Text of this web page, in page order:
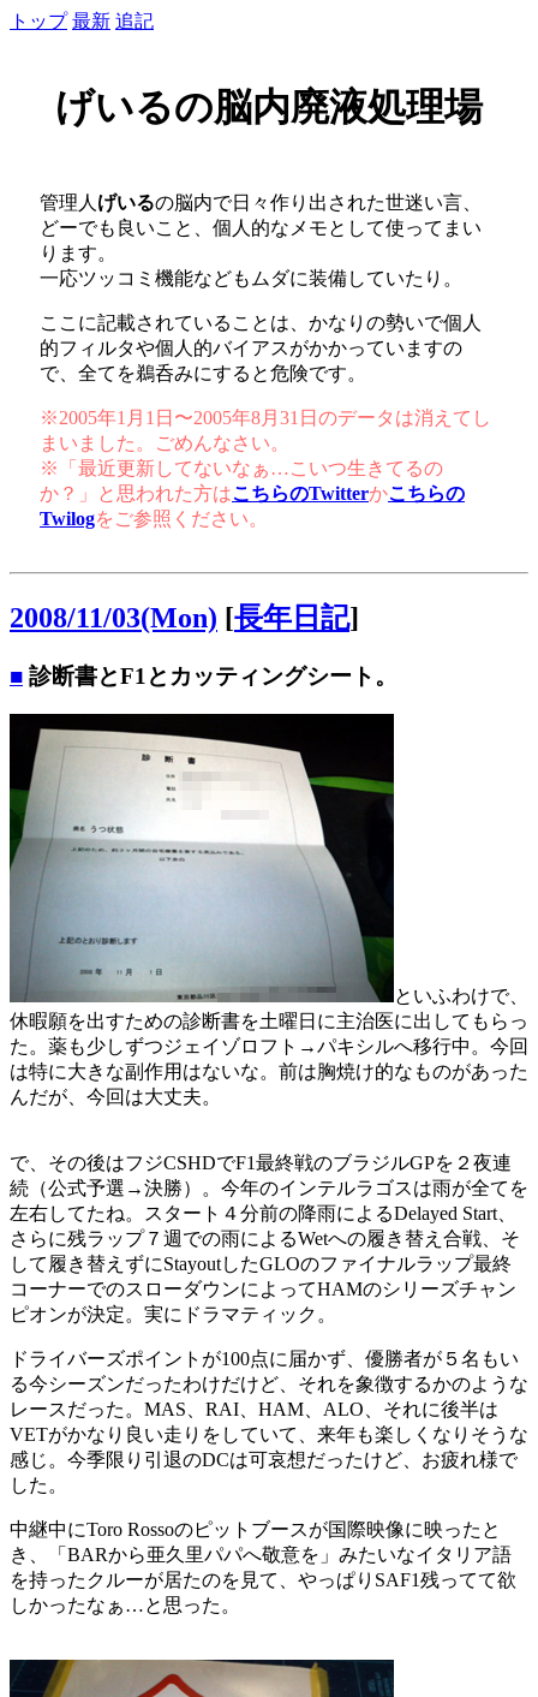
トップ 最新 追記
げいるの脳内廃液処理場
管理人 げいるの脳内で日々作り出された世迷い言、
どーでも良いこと、個人的なメモとして使ってまい
ります。
一応ツッコミ機能などもムダに装備していたり。
ここに記載されていることは、かなりの勢いで個人
的フィルタや個人的バイアスがかかっていますの
で、全てを鵜呑みにすると危険です。
※2005年1月1日〜2005年8月31日のデータは消えてし
まいました。ごめんなさい。
※「最近更新してないなぁ…こいつ生きてるの
か？」と思われた方はこちらのTwitterかこちらの
Twilogをご参照ください。
2008/11/03(Mon) [長年日記]
■ 診断書とF1とカッティングシート。
といふわけで、
休暇願を出すための診断書を土曜日に主治医に出してもらっ
た。薬も少しずつジェイゾロフト→パキシルへ移行中。今回
は特に大きな副作用はないな。前は胸焼け的なものがあった
んだが、今回は大丈夫。
で、その後はフジCSHDでF1最終戦のブラジルGPを２夜連
続（公式予選→決勝）。今年のインテルラゴスは雨が全てを
左右してたね。スタート４分前の降雨によるDelayed Start、
さらに残ラップ７週での雨によるWetへの履き替え合戦、そ
して履き替えずにStayoutしたGLOのファイナルラップ最終
コーナーでのスローダウンによってHAMのシリーズチャン
ピオンが決定。実にドラマティック。
ドライバーズポイントが100点に届かず、優勝者が５名もい
る今シーズンだったわけだけど、それを象徴するかのような
レースだった。MAS、RAI、HAM、ALO、それに後半は
VETがかなり良い走りをしていて、来年も楽しくなりそうな
感じ。今季限り引退のDCは可哀想だったけど、お疲れ様で
した。
中継中にToro Rossoのピットブースが国際映像に映ったと
き、「BARから亜久里パパへ敬意を」みたいなイタリア語
を持ったクルーが居たのを見て、やっぱりSAF1残ってて欲
しかったなぁ…と思った。